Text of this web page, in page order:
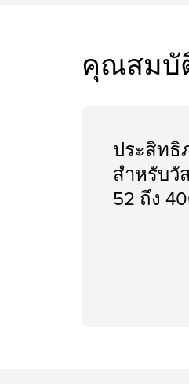
คุณสมบั
ประสิทธิ
สำหรับ
52 ถึง